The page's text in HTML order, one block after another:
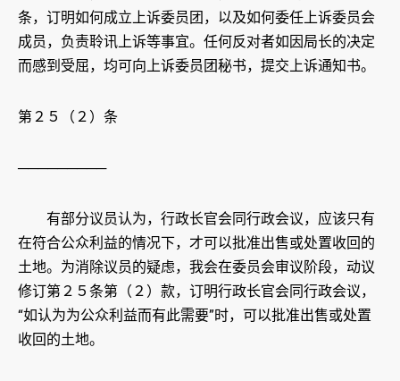
条，订明如何成立上诉委员团，以及如何委任上诉委员会
成员，负责聆讯上诉等事宜。任何反对者如因局长的决定
而感到受屈，均可向上诉委员团秘书，提交上诉通知书。
第２５（２）条
─────────
有部分议员认为，行政长官会同行政会议，应该只有
在符合公众利益的情况下，才可以批准出售或处置收回的
土地。为消除议员的疑虑，我会在委员会审议阶段，动议
修订第２５条第（２）款，订明行政长官会同行政会议，
“如认为为公众利益而有此需要”时，可以批准出售或处置
收回的土地。